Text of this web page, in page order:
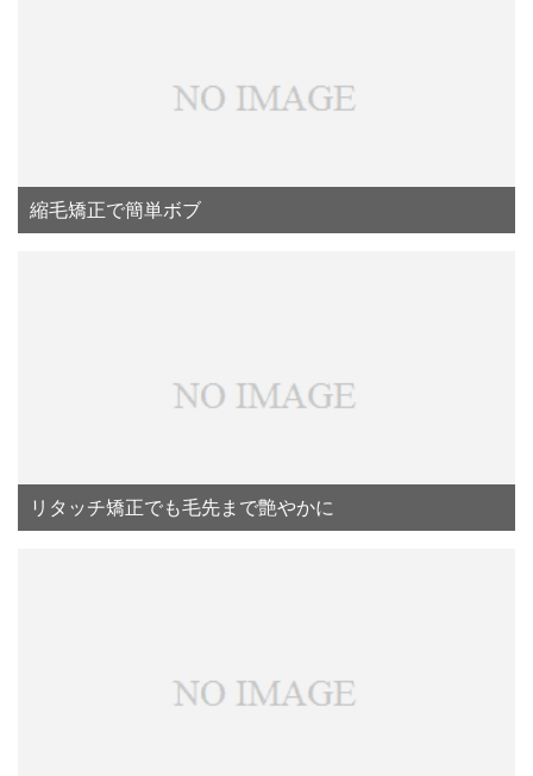
縮毛矯正で簡単ボブ
リタッチ矯正でも毛先まで艶やかに